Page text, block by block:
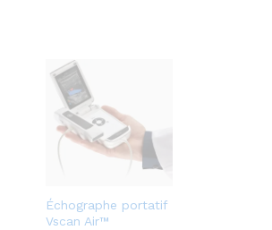
Échographe portatif
Vscan Air™